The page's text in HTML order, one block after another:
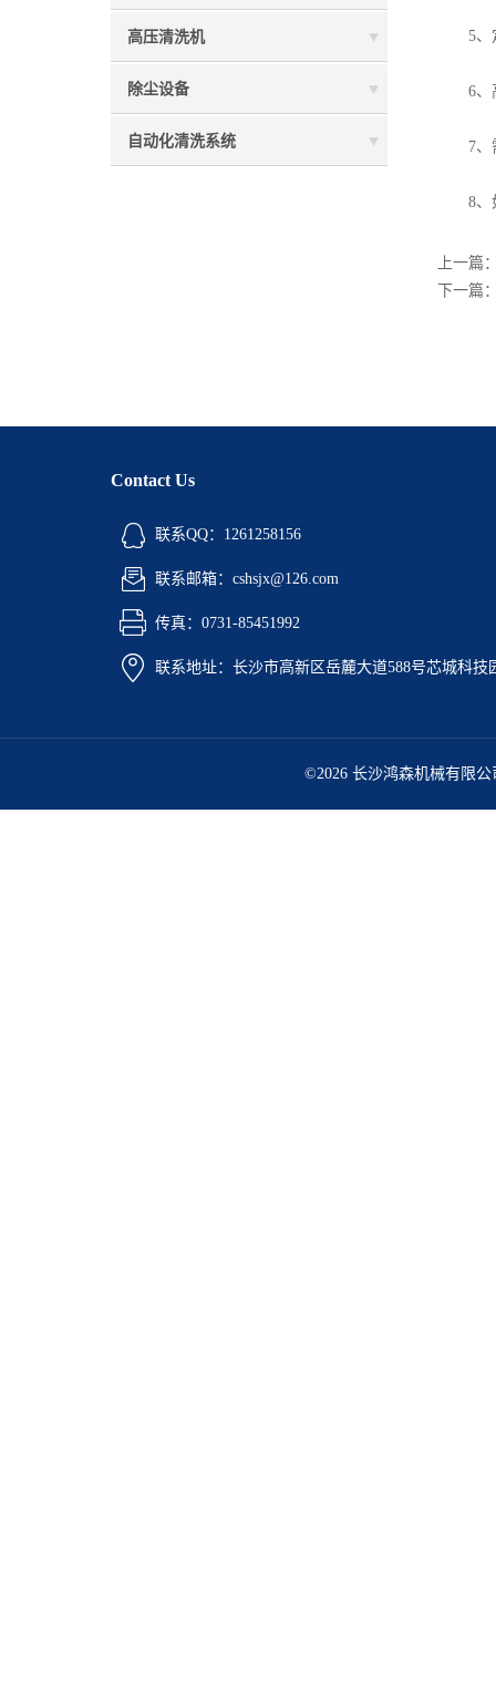
高压清洗机
除尘设备
自动化清洗系统
5、定
6、高
7、需
8、如
上一篇
下一篇
Contact Us
联系QQ：1261258156
联系邮箱：cshsjx@126.com
传真：0731-85451992
联系地址：长沙市高新区岳麓大道588号芯城科技
©2026 长沙鸿森机械有限